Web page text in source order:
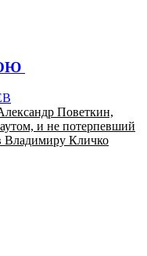
Поветкин,
и не потерпевший
Владимиру Кличко